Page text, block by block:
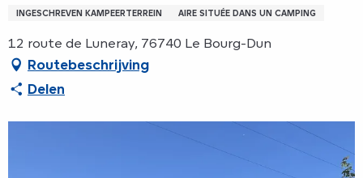
INGESCHREVEN KAMPEERTERREIN AIRE SITUÉE DANS UN CAMPING
12 route de Luneray, 76740 Le Bourg-Dun
Routebeschrijving
Delen